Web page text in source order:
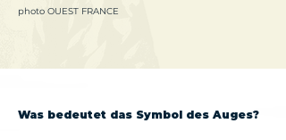
photo OUEST FRANCE
Was bedeutet das Symbol des Auges?